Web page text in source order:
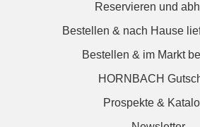
Reservieren und
Bestellen & nach Hause
Bestellen & im Markt
HORNBACH
Prospekte &